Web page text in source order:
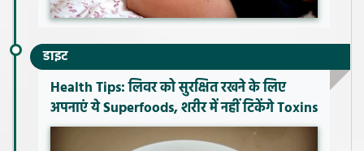
डाइट
Health Tips: लिवर को सुरक्षित रखने के लिए
अपनाएं ये Superfoods, शरीर में नहीं टिकेंगे Toxins